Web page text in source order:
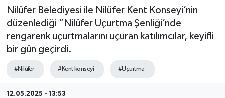
Nilüfer Belediyesi ile Nilüfer Kent Konseyi’nin
düzenlediği “Nilüfer Uçurtma Şenliği’nde
rengarenk uçurtmalarını uçuran katılımcılar, keyifli
bir gün geçirdi.
#Nilüfer #Kent konseyi #Uçurtma
12.05.2025 - 13:53
Ekonomi
Genel
Gündem
Süper Lig Puan Durumu ve Fikstür
Tüm Manşetler
Son Dakika Haberleri